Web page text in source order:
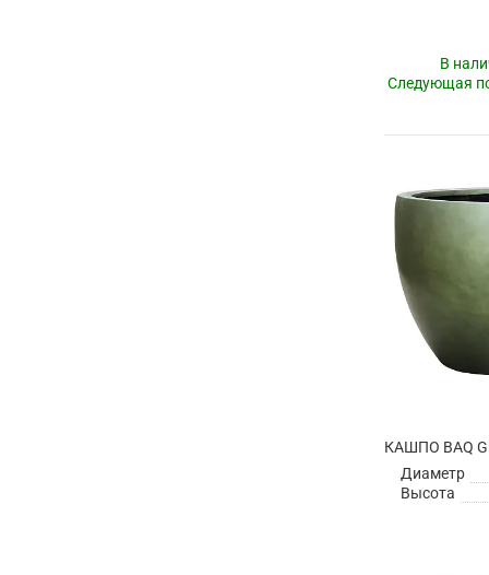
В
Следующая
Диаметр
Высота